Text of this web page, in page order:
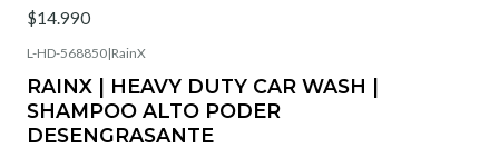
$14.990
L-HD-568850|RainX
RAINX | HEAVY DUTY CAR WASH |
SHAMPOO ALTO PODER
DESENGRASANTE